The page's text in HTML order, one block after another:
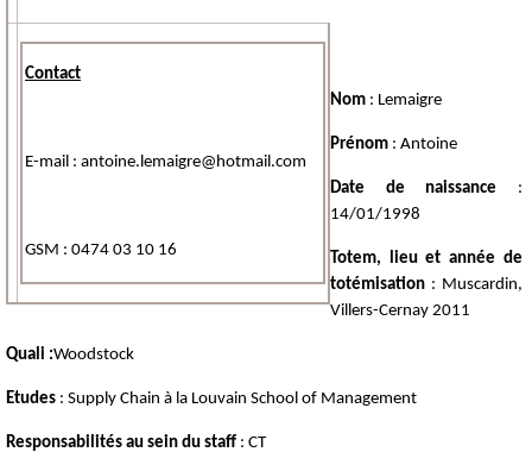
Contact
E-mail : antoine.lemaigre@hotmail.com
GSM : 0474 03 10 16
Nom : Lemaigre
Prénom : Antoine
Date de naissance :
14/01/1998
Totem, lieu et année de
totémisation : Muscardin,
Villers-Cernay 2011
Quali :Woodstock
Etudes : Supply Chain à la Louvain School of Management
Responsabilités au sein du staff : CT